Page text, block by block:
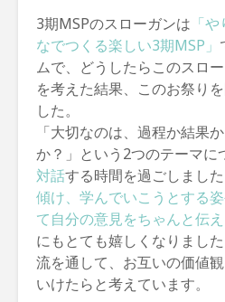
3期MSPのスローガンは 「
なでつくる楽しい3期MSP」
ムで、どうしたらこのスロ
を考えた結果、このお祭り
した。
「大切なのは、過程か結果
か？」という2つのテーマに
対話する時間を過ごしました
傾け、学んでいこうとする
て自分の意見をちゃんと伝
にもとても嬉しくなりまし
流を通して、お互いの価値
いけたらと考えています。